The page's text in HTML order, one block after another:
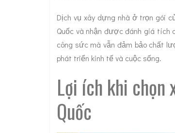
Dịch vụ xây dựng nhà ở trọn gói
Quốc và nhận được đánh giá
công sức mà vẫn đảm bảo chất
phát triển kinh tế và cuộc sống.
Lợi ích khi chọn
Quốc